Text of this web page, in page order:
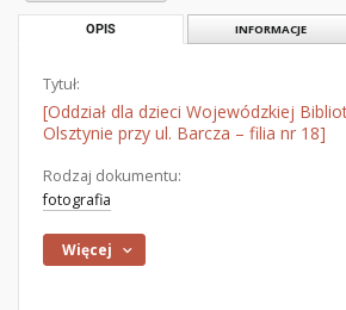
OPIS INFORMACJE
Tytuł:
[Oddział dla dzieci Wojewódzkiej
Olsztynie przy ul. Barcza – filia nr 18]
Rodzaj dokumentu:
fotografia
Więcej